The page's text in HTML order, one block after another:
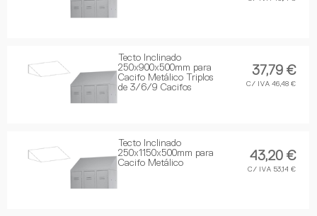
Tecto Inclinado
250x900x500mm para
Cacifo Metálico Triplos
de 3/6/9 Cacifos
37,79 €
C/ IVA 46,48 €
Tecto Inclinado
250x1150x500mm para
Cacifo Metálico
43,20 €
C/ IVA 53,14 €